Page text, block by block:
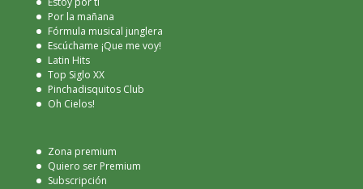
Por la mañana
Fórmula musical junglera
Escúchame ¡Que me voy!
Latin Hits
Top Siglo XX
Pinchadisquitos Club
Oh Cielos!
Zona premium
Quiero ser Premium
Subscripción